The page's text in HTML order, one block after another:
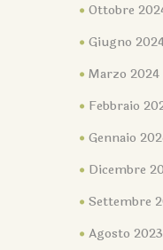
Ottobre
Giugno
Marzo 2024
Febbraio
Gennaio
Dicembre
Settembre
Agosto 2023